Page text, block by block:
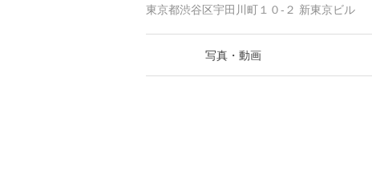
東京都渋谷区宇田川町１０-２ 新東京ビル
写真・動画